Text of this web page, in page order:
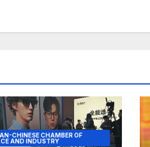
CHINESE CHAMBER OF
AND INDUSTRY